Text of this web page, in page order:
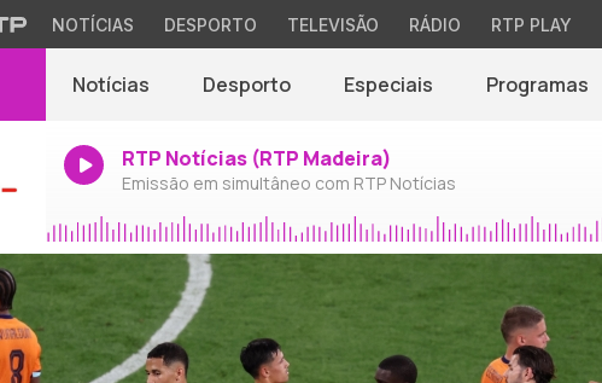
NOTÍCIAS DESPORTO TELEVISÃO RÁDIO RTP PLAY
Notícias Desporto Especiais Programas
RTP Notícias (RTP Madeira)
Emissão em simultâneo com RTP Notícias